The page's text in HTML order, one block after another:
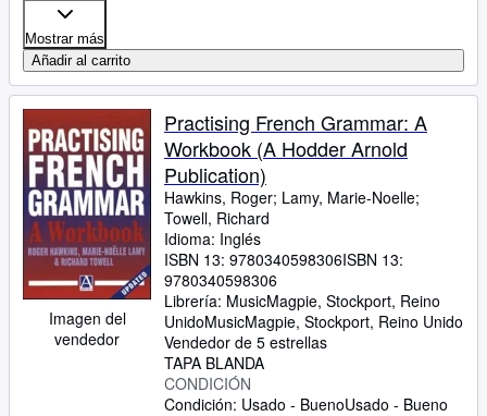
Mostrar más
Añadir al carrito
Imagen del
vendedor
Practising French Grammar: A
Workbook (A Hodder Arnold
Publication)
Hawkins, Roger; Lamy, Marie-Noelle;
Towell, Richard
Idioma: Inglés
ISBN 13: 9780340598306ISBN 13:
9780340598306
Librería: MusicMagpie, Stockport, Reino
UnidoMusicMagpie, Stockport, Reino Unido
Vendedor de 5 estrellas
TAPA BLANDA
CONDICIÓN
Condición: Usado - BuenoUsado - Bueno